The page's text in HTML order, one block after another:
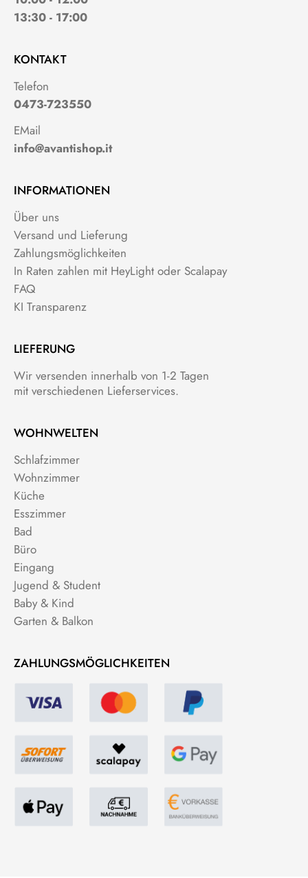
13:30 - 17:00
KONTAKT
Telefon
0473-723550
EMail
info@avantishop.it
INFORMATIONEN
Über uns
Versand und Lieferung
Zahlungsmöglichkeiten
In Raten zahlen mit HeyLight oder Scalapay
FAQ
KI Transparenz
LIEFERUNG
Wir versenden innerhalb von 1-2 Tagen
mit verschiedenen Lieferservices.
WOHNWELTEN
Schlafzimmer
Wohnzimmer
Küche
Esszimmer
Bad
Büro
Eingang
Jugend & Student
Baby & Kind
Garten & Balkon
ZAHLUNGSMÖGLICHKEITEN